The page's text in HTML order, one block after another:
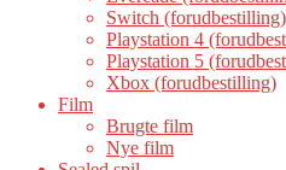
Switch (forudbestilling)
Playstation 4
Playstation 5
Xbox (forudbestilling)
Film
Brugte film
Nye film